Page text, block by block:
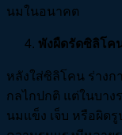
นมในอนาคต
พังผืดรัดซิลิโค
หลังใส่ซิลิโคน ร่างก
กลไกปกติ แต่ในบาง
นมแข็ง เจ็บ หรือผิดรู